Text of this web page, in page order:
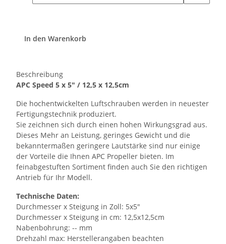
In den Warenkorb
Beschreibung
APC Speed 5 x 5" / 12,5 x 12,5cm
Die hochentwickelten Luftschrauben werden in neuester
Fertigungstechnik produziert.
Sie zeichnen sich durch einen hohen Wirkungsgrad aus.
Dieses Mehr an Leistung, geringes Gewicht und die
bekanntermaßen geringere Lautstärke sind nur einige
der Vorteile die Ihnen APC Propeller bieten. Im
feinabgestuften Sortiment finden auch Sie den richtigen
Antrieb für Ihr Modell.
Technische Daten:
Durchmesser x Steigung in Zoll: 5x5"
Durchmesser x Steigung in cm: 12,5x12,5cm
Nabenbohrung: -- mm
Drehzahl max: Herstellerangaben beachten